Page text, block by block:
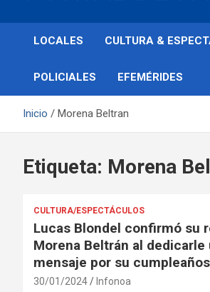
Infonoa Salta
LOCALES CULTURA &
POLICIALES EFEMÉRIDES
Inicio Morena Beltran
Etiqueta: Morena
CULTURA/ESPECTÁCULOS
Lucas Blondel confirmó su
Morena Beltrán al
mensaje por su cumpleaños
30/01/2024 Infonoa